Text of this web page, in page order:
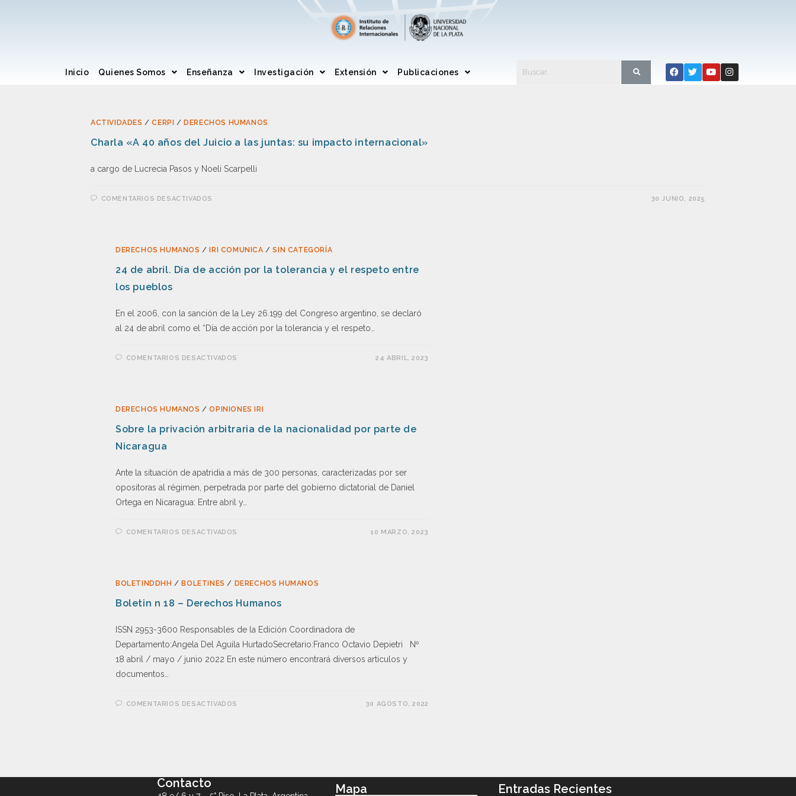
Inicio Quienes Somos Enseñanza Investigación Extensión Publicaciones
ACTIVIDADES /CERPI / DERECHOS HUMANOS
Charla «A 40 años del Juicio a las juntas: su impacto internacional»
a cargo de Lucrecia Pasos y Noeli Scarpelli
COMENTARIOS DESACTIVADOS 30 JUNIO, 2025
DERECHOS HUMANOS / IRI COMUNICA /SIN CATEGORÍA
24 de abril. Día de acción por la tolerancia y el respeto entre
los pueblos
En el 2006, con la sanción de la Ley 26.199 del Congreso argentino, se declaró
al 24 de abril como el “Día de acción por la tolerancia y el respeto…
COMENTARIOS DESACTIVADOS 24 ABRIL, 2023
DERECHOS HUMANOS /OPINIONES IRI
Sobre la privación arbitraria de la nacionalidad por parte de
Nicaragua
Ante la situación de apatridia a más de 300 personas, caracterizadas por ser
opositoras al régimen, perpetrada por parte del gobierno dictatorial de Daniel
Ortega en Nicaragua: Entre abril y…
COMENTARIOS DESACTIVADOS 10 MARZO, 2023
BOLETINDDHH / BOLETINES / DERECHOS HUMANOS
Boletin n 18 – Derechos Humanos
ISSN 2953-3600 Responsables de la Edición Coordinadora de
Departamento:Angela Del Aguila HurtadoSecretario:Franco Octavio Depietri Nº
18 abril / mayo / junio 2022 En este número encontrará diversos artículos y
documentos…
COMENTARIOS DESACTIVADOS 30 AGOSTO, 2022
Contacto Mapa Entradas Recientes